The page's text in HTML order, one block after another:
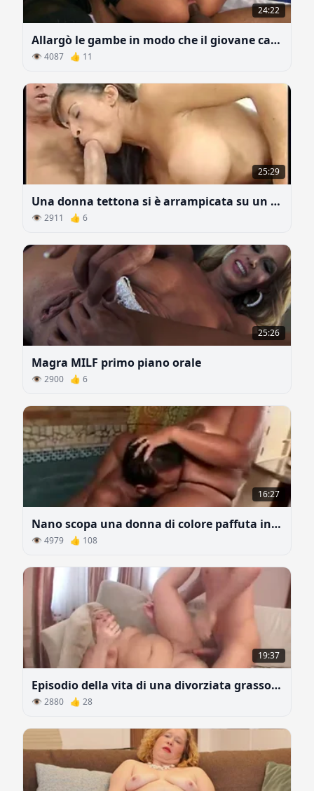
24:22
Allargò le gambe in modo che il giovane cazzo entrasse nel culo più a fondo
👁 4087 👍 11
25:29
Una donna tettona si è arrampicata su un grosso cazzo
👁 2911 👍 6
25:26
Magra MILF primo piano orale
👁 2900 👍 6
16:27
Nano scopa una donna di colore paffuta in piscina
👁 4979 👍 108
19:37
Episodio della vita di una divorziata grassoccia
👁 2880 👍 28